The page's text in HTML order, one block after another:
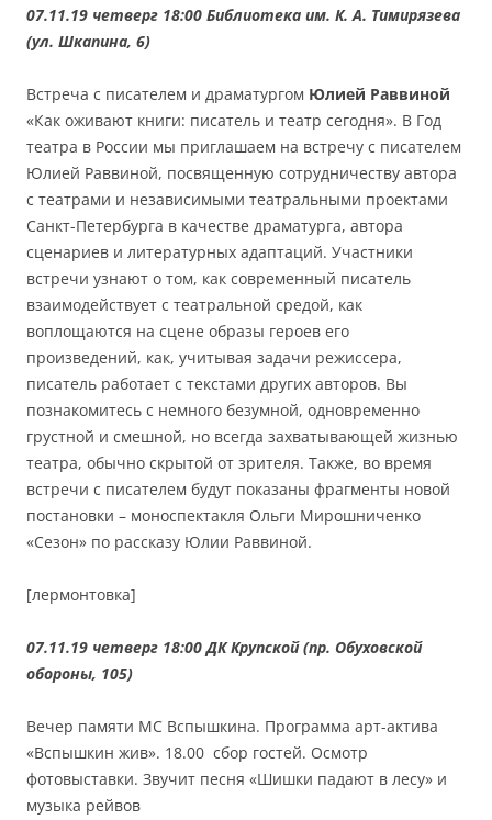
07.11.19 четверг 18:00 Библиотека им. К. А. Тимирязева
(ул. Шкапина, 6)
Встреча с писателем и драматургом Юлией Раввиной
«Как оживают книги: писатель и театр сегодня». В Год
театра в России мы приглашаем на встречу с писателем
Юлией Раввиной, посвященную сотрудничеству автора
с театрами и независимыми театральными проектами
Санкт-Петербурга в качестве драматурга, автора
сценариев и литературных адаптаций. Участники
встречи узнают о том, как современный писатель
взаимодействует с театральной средой, как
воплощаются на сцене образы героев его
произведений, как, учитывая задачи режиссера,
писатель работает с текстами других авторов. Вы
познакомитесь с немного безумной, одновременно
грустной и смешной, но всегда захватывающей жизнью
театра, обычно скрытой от зрителя. Также, во время
встречи с писателем будут показаны фрагменты новой
постановки – моноспектакля Ольги Мирошниченко
«Сезон» по рассказу Юлии Раввиной.
[лермонтовка]
07.11.19 четверг 18:00 ДК Крупской (пр. Обуховской
обороны, 105)
Вечер памяти МС Вспышкина. Программа арт-актива
«Вспышкин жив». 18.00 сбор гостей. Осмотр
фотовыставки. Звучит песня «Шишки падают в лесу» и
музыка рейвов